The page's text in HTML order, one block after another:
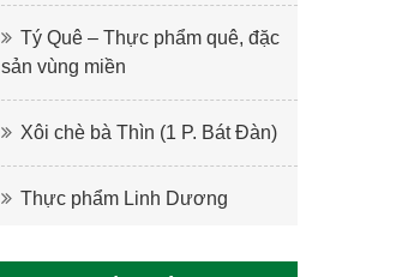
Tý Quê – Thực phẩm quê, đặc
sản vùng miền
Xôi chè bà Thìn (1 P. Bát Đàn)
Thực phẩm Linh Dương